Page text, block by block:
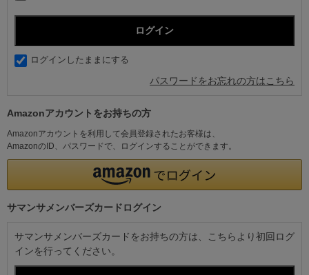
ログインしたままにする
パスワードをお忘れの方はこちら
Amazonアカウントをお持ちの方
Amazonアカウントを利用して会員登録されたお客様は、
AmazonのID、パスワードで、ログインすることができます。
サマンサメンバーズカードログイン
サマンサメンバーズカードをお持ちの方は、こちらより初回ログ
インを行ってください。